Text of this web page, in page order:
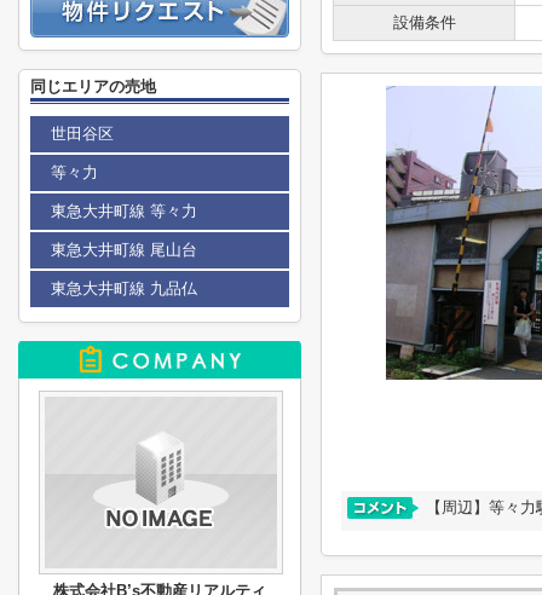
設備条件
【周辺】等々力
同じエリアの売地
世田谷区
等々力
東急大井町線 等々力
東急大井町線 尾山台
東急大井町線 九品仏
株式会社B’s不動産リアルティ